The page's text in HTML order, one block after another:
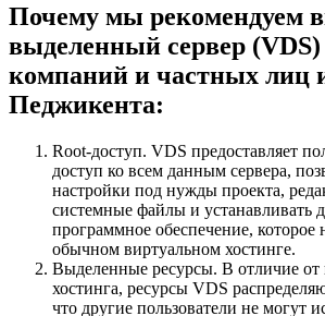
Почему мы рекомендуем
выделенный сервер (VDS)
компаний и частных лиц
Педжикента:
Root-доступ. VDS предоставляет
доступ ко всем данным сервера,
настройки под нужды проекта,
системные файлы и устанавливать
программное обеспечение, которое
обычном виртуальном хостинге.
Выделенные ресурсы. В отличие от
хостинга, ресурсы VDS
что другие пользователи не могут